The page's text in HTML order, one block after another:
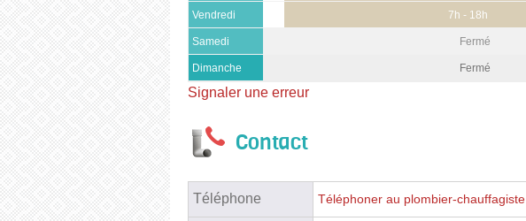
Vendredi 7h - 18h
Samedi Fermé
Dimanche Fermé
Signaler une erreur
Contact
Téléphone Téléphoner au plombier-chauffagiste